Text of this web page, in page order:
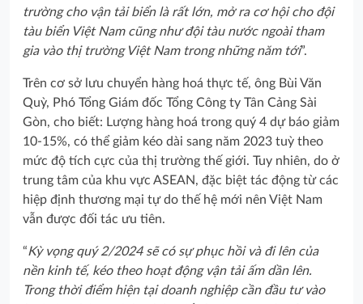
trường cho vận tải biển là rất lớn, mở ra cơ hội cho đội
tàu biển Việt Nam cũng như đội tàu nước ngoài tham
gia vào thị trường Việt Nam trong những năm tới”.
Trên cơ sở lưu chuyển hàng hoá thực tế, ông Bùi Văn
Quỳ, Phó Tổng Giám đốc Tổng Công ty Tân Cảng Sài
Gòn, cho biết: Lượng hàng hoá trong quý 4 dự báo giảm
10-15%, có thể giảm kéo dài sang năm 2023 tuỳ theo
mức độ tích cực của thị trường thế giới. Tuy nhiên, do ở
trung tâm của khu vực ASEAN, đặc biệt tác động từ các
hiệp định thương mại tự do thế hệ mới nên Việt Nam
vẫn được đối tác ưu tiên.
“Kỳ vọng quý 2/2024 sẽ có sự phục hồi và đi lên của
nền kinh tế, kéo theo hoạt động vận tải ấm dần lên.
Trong thời điểm hiện tại doanh nghiệp cần đầu tư vào